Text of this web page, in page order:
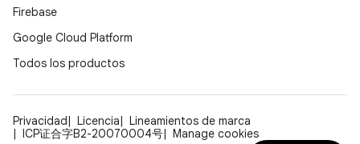
Firebase
Google Cloud Platform
Todos los productos
Privacidad Licencia
Lineamientos de marca
ICP证合字B2-20070004号
Manage cookies